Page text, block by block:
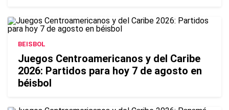
BEISBOL
Juegos Centroamericanos y del Caribe
2026: Partidos para hoy 7 de agosto en
béisbol